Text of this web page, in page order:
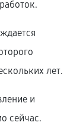
лет.
и
сейчас.